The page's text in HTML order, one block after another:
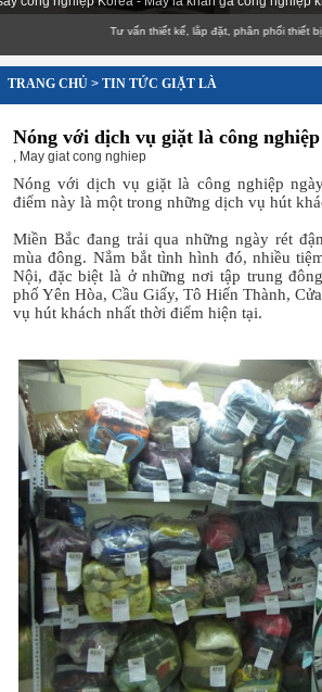
Tư vấn thiết kế, lắp đặt, phân phối thiết bị giặt là
TRANG CHỦ > TIN TỨC GIẶT LÀ
Nóng với dịch vụ giặt là công
, May giat cong nghiep
Nóng với dịch vụ giặt là công nghiệp
điểm này là một trong những dịch vụ hút
Miền Bắc đang trải qua những ngày rét
mùa đông. Nắm bắt tình hình đó, nhiều
Nội, đặc biệt là ở những nơi tập trung
phố Yên Hòa, Cầu Giấy, Tô Hiến Thành,
vụ hút khách nhất thời điểm hiện tại.